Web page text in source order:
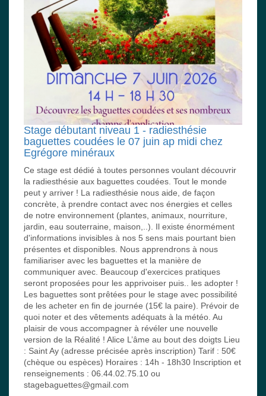
Stage débutant niveau 1 - radiesthésie
baguettes coudées le 07 juin ap midi chez
Egrégore minéraux
Ce stage est dédié à toutes personnes voulant découvrir
la radiesthésie aux baguettes coudées. Tout le monde
peut y arriver ! La radiesthésie nous aide, de façon
concrète, à prendre contact avec nos énergies et celles
de notre environnement (plantes, animaux, nourriture,
jardin, eau souterraine, maison,..). Il existe énormément
d'informations invisibles à nos 5 sens mais pourtant bien
présentes et disponibles. Nous apprendrons à nous
familiariser avec les baguettes et la manière de
communiquer avec. Beaucoup d'exercices pratiques
seront proposées pour les apprivoiser puis.. les adopter !
Les baguettes sont prêtées pour le stage avec possibilité
de les acheter en fin de journée (15€ la paire). Prévoir de
quoi noter et des vêtements adéquats à la météo. Au
plaisir de vous accompagner à révéler une nouvelle
version de la Réalité ! Alice L’âme au bout des doigts Lieu
: Saint Ay (adresse précisée après inscription) Tarif : 50€
(chèque ou espèces) Horaires : 14h - 18h30 Inscription et
renseignements : 06.44.02.75.10 ou
stagebaguettes@gmail.com